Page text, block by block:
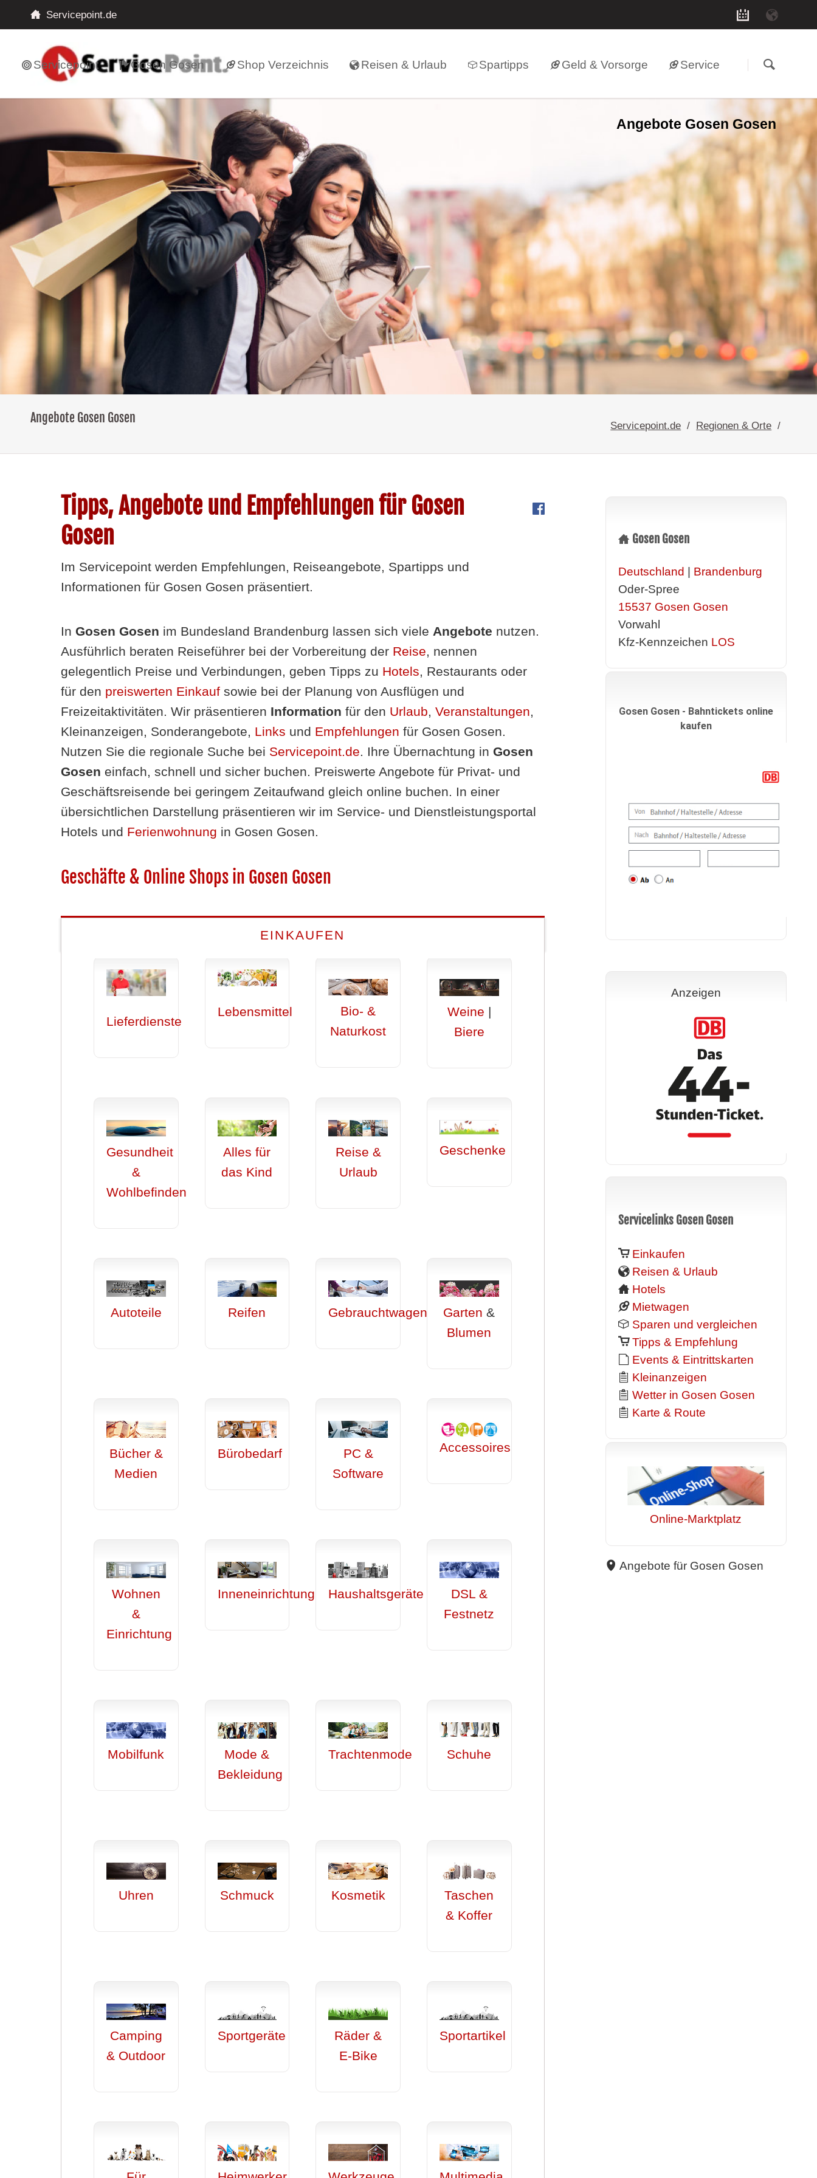
Servicepoint.de
Servicepoint Gosen Gosen Shop Verzeichnis Reisen & Urlaub Spartipps Geld & Vorsorge Service
Angebote Gosen Gosen
Angebote Gosen Gosen
Servicepoint.de Regionen & Orte
Tipps, Angebote und Empfehlungen für Gosen
Gosen
Im Servicepoint werden Empfehlungen, Reiseangebote, Spartipps und
Informationen für Gosen Gosen präsentiert.
In Gosen Gosen im Bundesland Brandenburg lassen sich viele Angebote nutzen.
Ausführlich beraten Reiseführer bei der Vorbereitung der Reise, nennen
gelegentlich Preise und Verbindungen, geben Tipps zu Hotels, Restaurants oder
für den preiswerten Einkaufsowie bei der Planung von Ausflügen und
Freizeitaktivitäten. Wir präsentieren Information für den Urlaub, Veranstaltungen,
Kleinanzeigen, Sonderangebote, Links und Empfehlungen für Gosen Gosen.
Nutzen Sie die regionale Suche bei Servicepoint.de. Ihre Übernachtung in Gosen
Gosen einfach, schnell und sicher buchen. Preiswerte Angebote für Privat- und
Geschäftsreisende bei geringem Zeitaufwand gleich online buchen. In einer
übersichtlichen Darstellung präsentieren wir im Service- und Dienstleistungsportal
Hotels und Ferienwohnung in Gosen Gosen.
Geschäfte & Online Shops in Gosen Gosen
EINKAUFEN
Lieferdienste
Lebensmittel
Bio- &
Naturkost
Weine |
Biere
Gesundheit
&
Wohlbefinden
Alles für
das Kind
Reise &
Urlaub
Geschenke
Autoteile Reifen Gebrauchtwagen Garten &
Blumen
Bücher &
Medien
Bürobedarf
PC &
Software
Accessoires
Wohnen
&
Einrichtung
Inneneinrichtung Haushaltsgeräte
DSL &
Festnetz
Mobilfunk
Mode &
Bekleidung
Trachtenmode Schuhe
Uhren Schmuck Kosmetik
Taschen
& Koffer
Camping
& Outdoor
Sportgeräte
Räder &
E-Bike
Sportartikel
Gosen Gosen
Deutschland | Brandenburg
Oder-Spree
15537 Gosen Gosen
Vorwahl
Kfz-Kennzeichen LOS
Gosen Gosen - Bahntickets online
kaufen
Anzeigen
Servicelinks Gosen Gosen
Einkaufen
Reisen & Urlaub
Hotels
Mietwagen
Sparen und vergleichen
Tipps & Empfehlung
Events & Eintrittskarten
Kleinanzeigen
Wetter in Gosen Gosen
Karte & Route
Online-Marktplatz
Angebote für Gosen Gosen